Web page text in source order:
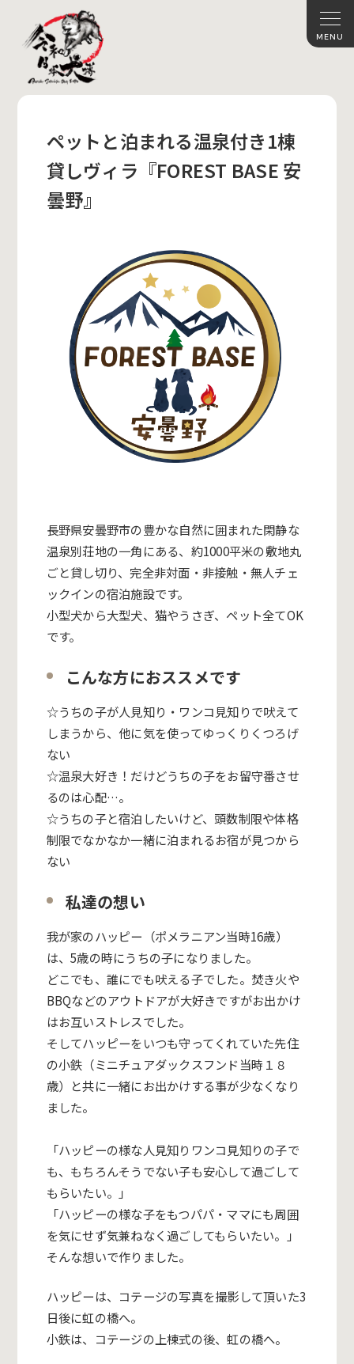
ペットと泊まれる温泉付き1棟
貸しヴィラ『FOREST BASE 安
曇野』
長野県安曇野市の豊かな自然に囲まれた閑静な
温泉別荘地の一角にある、 約1000平米の敷地丸
ごと貸し切り、完全非対面・非接触・無人チェ
ックインの宿泊施設です。
小型犬から大型犬、猫やうさぎ、ペット全てOK
です。
こんな方におススメです
☆うちの子が人見知り・ワンコ見知りで吠えて
しまうから、他に気を使ってゆっくりくつろげ
ない
☆温泉大好き！だけどうちの子をお留守番させ
るのは心配…。
☆うちの子と宿泊したいけど、頭数制限や体格
制限でなかなか一緒に泊まれるお宿が見つから
ない
私達の想い
我が家のハッピー（ポメラニアン当時16歳）
は、5歳の時にうちの子になりました。
どこでも、誰にでも吠える子でした。焚き火や
BBQなどのアウトドアが大好きですがお出かけ
はお互いストレスでした。
そしてハッピーをいつも守ってくれていた先住
の小鉄（ミニチュアダックスフンド当時１８
歳）と共に一緒にお出かけする事が少なくなり
ました。
「ハッピーの様な人見知りワンコ見知りの子で
も、もちろんそうでない子も安心して過ごして
もらいたい。」
「ハッピーの様な子をもつパパ・ママにも周囲
を気にせず気兼ねなく過ごしてもらいたい。」
そんな想いで作りました。
ハッピーは、コテージの写真を撮影して頂いた3
日後に虹の橋へ。
小鉄は、コテージの上棟式の後、虹の橋へ。